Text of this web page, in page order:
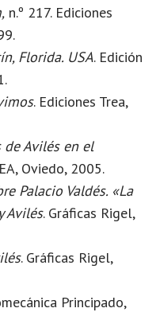
n.º 217. Ediciones
Florida. USA. Edición
. Ediciones Trea,
Avilés en el
Oviedo, 2005.
Palacio Valdés. «La
Avilés. Gráficas Rigel,
. Gráficas Rigel,
Principado,